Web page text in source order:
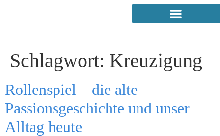
Schlagwort: Kreuzigung
Rollenspiel – die alte
Passionsgeschichte und unser
Alltag heute